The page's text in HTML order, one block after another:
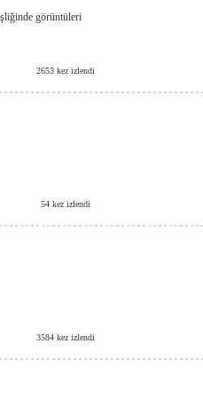
görüntüleri
2653 kez izlendi
54 kez izlendi
3584 kez izlendi